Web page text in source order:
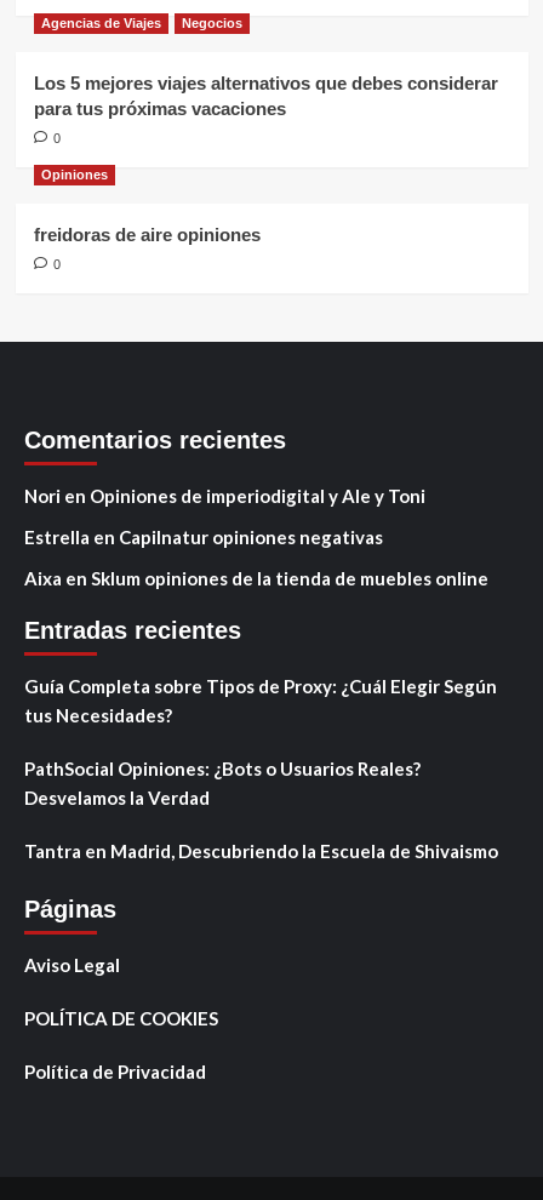
Agencias de Viajes Negocios
Los 5 mejores viajes alternativos que debes considerar
para tus próximas vacaciones
0
Opiniones
freidoras de aire opiniones
0
Comentarios recientes
Nori en Opiniones de imperiodigital y Ale y Toni
Estrella en Capilnatur opiniones negativas
Aixa en Sklum opiniones de la tienda de muebles online
Entradas recientes
Guía Completa sobre Tipos de Proxy: ¿Cuál Elegir Según
tus Necesidades?
PathSocial Opiniones: ¿Bots o Usuarios Reales?
Desvelamos la Verdad
Tantra en Madrid, Descubriendo la Escuela de Shivaismo
Páginas
Aviso Legal
POLÍTICA DE COOKIES
Política de Privacidad